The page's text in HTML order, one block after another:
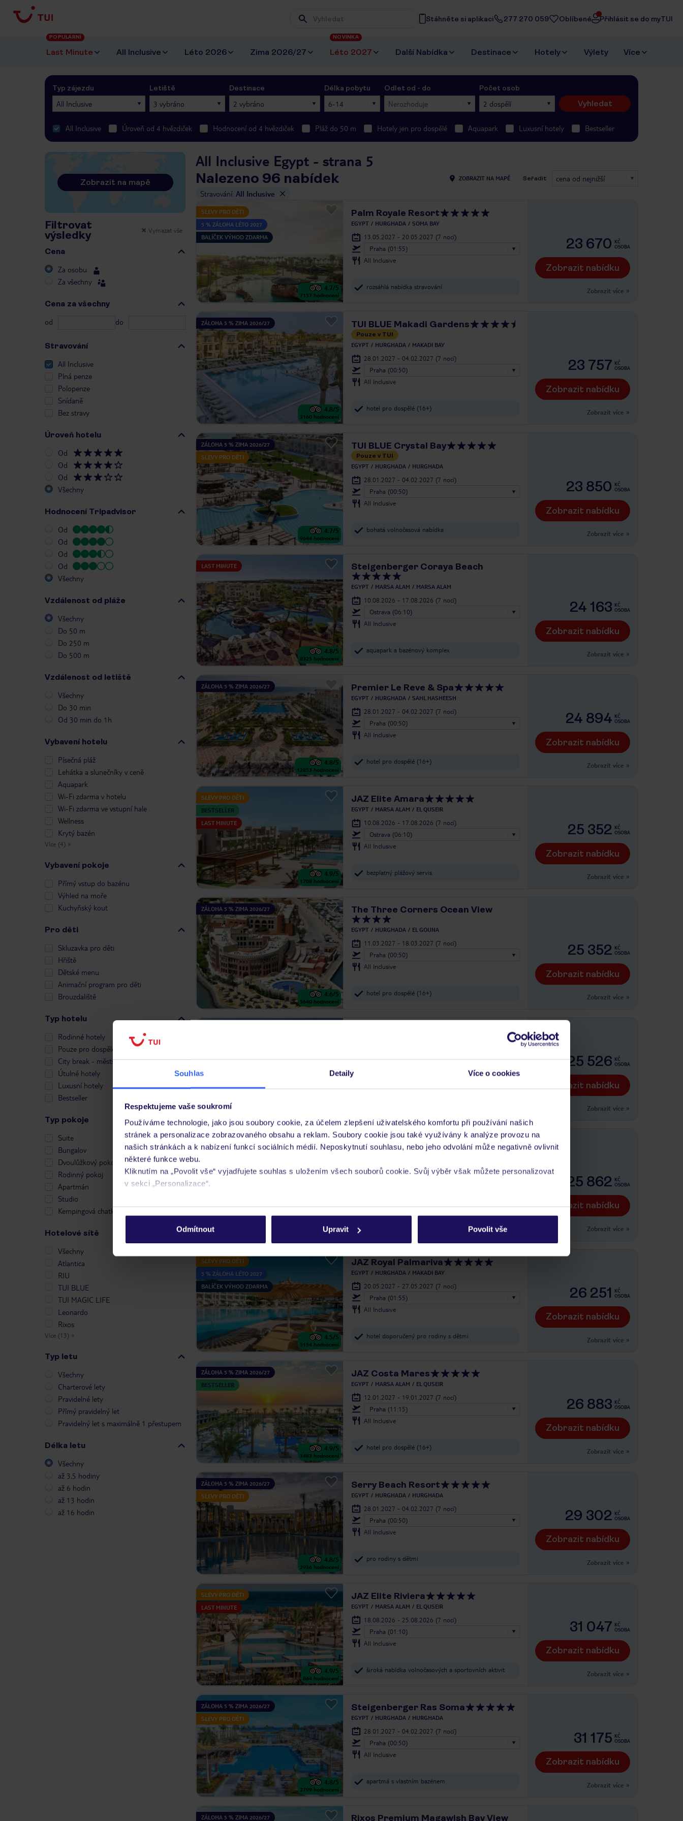
Souhlas Detaily Více o cookies
Respektujeme vaše soukromí
Používáme technologie, jako jsou soubory cookie, za účelem zlepšení uživatelského komfortu při používání našich
stránek a personalizace zobrazovaného obsahu a reklam. Soubory cookie jsou také využívány k analýze provozu na
našich stránkách a k nabízení funkcí sociálních médií. Neposkytnutí souhlasu, nebo jeho odvolání může negativně ovlivnit
některé funkce webu.
Kliknutím na „Povolit vše“ vyjadřujete souhlas s uložením všech souborů cookie. Svůj výběr však můžete personalizovat
v sekci „Personalizace“.
Podrobné informace o souborech cookie naleznete vzásadách používání souborů cookieazásadách ochrany
Odmítnout
Upravit Povolit vše
Wpisz frazę, której szukasz
Stáhněte si aplikaci 277 270 059 Oblíbené Přihlásit se do myTUI
Last Minute
POPULÁRNÍ
All Inclusive Léto 2026 Zima 2026/27 Léto 2027
NOVINKA
Další Nabídka Destinace Hotely Výlety Více
Typ zájezdu
All Inclusive
Letiště
3 vybráno
Destinace
2 vybráno
Délka pobytu
6-14
Odlet od - do
Nerozhoduje
Počet osob
2 dospělí Vyhledat
All Inclusive Úroveň od 4 hvězdiček Hodnocení od 4 hvězdiček Pláž do 50 m Hotely jen pro dospělé Aquapark Luxusní hotely Bestseller
Zobrazit na mapě
Filtrovat
výsledky
Vymazat vše
Cena
Za osobu
Za všechny
Cena za všechny
od do
Stravování
All Inclusive
Plná penze
Polopenze
Snídaně
Bez stravy
Úroveň hotelu
Od
Od
Od
Všechny
Hodnocení Tripadvisor
Od
Od
Od
Od
Všechny
Vzdálenost od pláže
Všechny
Do 50 m
Do 250 m
Do 500 m
Vzdálenost od letiště
Všechny
Do 30 min
Od 30 min do 1h
Vybavení hotelu
Písečná pláž
Lehátka a slunečníky v ceně
Aquapark
Wi-Fi zdarma v hotelu
Wi-Fi zdarma ve vstupní hale
Wellness
Krytý bazén
Více (4) »
Vybavení pokoje
Přímý vstup do bazénu
Výhled na moře
Kuchyňský kout
Pro děti
Skluzavka pro děti
Hřiště
Dětské menu
Animační program pro děti
Brouzdaliště
Typ hotelu
Rodinné hotely
Pouze pro dospělé
City break - městské hotely
Útulné hotely
Luxusní hotely
Bestseller
Typ pokoje
Suite
Bungalov
Dvoulůžkový pokoj
Rodinný pokoj
Apartmán
Studio
Kempingová chatka
Hotelové sítě
Všechny
Atlantica
RIU
TUI BLUE
TUI MAGIC LIFE
Leonardo
Rixos
Více (13) »
Typ letu
Všechny
Charterové lety
Pravidelné lety
Přímý pravidelný let
Pravidelný let s maximálně 1 přestupem
Délka letu
Všechny
až 3,5 hodiny
až 6 hodin
až 13 hodin
až 16 hodin
All Inclusive Egypt - strana 5
Nalezeno 96 nabídek ZOBRAZIT NA MAPĚ Seřadit
cena od nejnižší
Stravování: All Inclusive
SLEVY PRO DĚTI
5 % ZÁLOHA LÉTO 2027
BALÍČEK VÝHOD ZDARMA
4.7/5
7157 hodnocení
Palm Royale Resort
EGYPT HURGHADA SOMA BAY
13.05.2027 - 20.05.2027 (7 nocí)
Praha (01:55)
All Inclusive
rozsáhlá nabídka stravování
23 670
KČ
OSOBA
Zobrazit nabídku
Zobrazit více »
ZÁLOHA 5 % ZIMA 2026/27
4.8/5
3160 hodnocení
TUI BLUE Makadi Gardens
Pouze v TUI
EGYPT HURGHADA MAKADI BAY
28.01.2027 - 04.02.2027 (7 nocí)
Praha (00:50)
All Inclusive
hotel pro dospělé (16+)
23 757 KČ
OSOBA
Zobrazit nabídku
Zobrazit více »
ZÁLOHA 5 % ZIMA 2026/27
SLEVY PRO DĚTI
4.7/5
9644 hodnocení
TUI BLUE Crystal Bay
Pouze v TUI
EGYPT HURGHADA HURGHADA
28.01.2027 - 04.02.2027 (7 nocí)
Praha (00:50)
All Inclusive
bohatá volnočasová nabídka
23 850
KČ
OSOBA
Zobrazit nabídku
Zobrazit více »
LAST MINUTE
4.8/5
8325 hodnocení
Steigenberger Coraya Beach
EGYPT MARSA ALAM MARSA ALAM
10.08.2026 - 17.08.2026 (7 nocí)
Ostrava (06:10)
All Inclusive
aquapark a bazénový komplex
24 163 KČ
OSOBA
Zobrazit nabídku
Zobrazit více »
ZÁLOHA 5 % ZIMA 2026/27
4.8/5
12853 hodnocení
Premier Le Reve & Spa
EGYPT HURGHADA SAHL HASHEESH
28.01.2027 - 04.02.2027 (7 nocí)
Praha (00:50)
All Inclusive
hotel pro dospělé (16+)
24 894 KČ
OSOBA
Zobrazit nabídku
Zobrazit více »
SLEVY PRO DĚTI
BESTSELLER
LAST MINUTE
4.9/5
1708 hodnocení
JAZ Elite Amara
EGYPT MARSA ALAM EL QUSEIR
10.08.2026 - 17.08.2026 (7 nocí)
Ostrava (06:10)
All Inclusive
bezplatný plážový servis
25 352 KČ
OSOBA
Zobrazit nabídku
Zobrazit více »
ZÁLOHA 5 % ZIMA 2026/27
4.6/5
5640 hodnocení
The Three Corners Ocean View
EGYPT HURGHADA EL GOUNA
11.03.2027 - 18.03.2027 (7 nocí)
Praha (00:50)
All Inclusive
hotel pro dospělé (16+)
25 352 KČ
OSOBA
Zobrazit nabídku
Zobrazit více »
25 526 KČ
OSOBA
Zobrazit nabídku
Zobrazit více »
4.9
hodnocení
Steigenberger Resort Alaya
10.08.2026 - 17.08.2026 (7 nocí)
25 862 KČ
OSOBA
Zobrazit nabídku
Zobrazit více »
SLEVY PRO DĚTI
5 % ZÁLOHA LÉTO 2027
BALÍČEK VÝHOD ZDARMA
4.5/5
5154 hodnocení
JAZ Royal Palmariva
EGYPT HURGHADA MAKADI BAY
20.05.2027 - 27.05.2027 (7 nocí)
Praha (01:55)
All Inclusive
hotel doporučený pro rodiny s dětmi
26 251
KČ
OSOBA
Zobrazit nabídku
Zobrazit více »
ZÁLOHA 5 % ZIMA 2026/27
BESTSELLER
4.9/5
3483 hodnocení
JAZ Costa Mares
EGYPT MARSA ALAM EL QUSEIR
12.01.2027 - 19.01.2027 (7 nocí)
Praha (11:15)
All Inclusive
hotel pro dospělé (16+)
26 883 KČ
OSOBA
Zobrazit nabídku
Zobrazit více »
ZÁLOHA 5 % ZIMA 2026/27
SLEVY PRO DĚTI
4.8/5
2936 hodnocení
Serry Beach Resort
EGYPT HURGHADA HURGHADA
28.01.2027 - 04.02.2027 (7 nocí)
Praha (00:50)
All Inclusive
pro rodiny s dětmi
29 302 KČ
OSOBA
Zobrazit nabídku
Zobrazit více »
SLEVY PRO DĚTI
LAST MINUTE
4.9/5
864 hodnocení
JAZ Elite Riviera
EGYPT MARSA ALAM EL QUSEIR
18.08.2026 - 25.08.2026 (7 nocí)
Praha (01:10)
All Inclusive
široká nabídka volnočasových a sportovních aktivit
31 047 KČ
OSOBA
Zobrazit nabídku
Zobrazit více »
ZÁLOHA 5 % ZIMA 2026/27
SLEVY PRO DĚTI
4.8/5
2799 hodnocení
Steigenberger Ras Soma
EGYPT HURGHADA HURGHADA
28.01.2027 - 04.02.2027 (7 nocí)
Praha (00:50)
All Inclusive
apartmá s vlastním bazénem
31 175 KČ
OSOBA
Zobrazit nabídku
Zobrazit více »
ZÁLOHA 5 % ZIMA 2026/27 Rixos Premium Magawish Bay View